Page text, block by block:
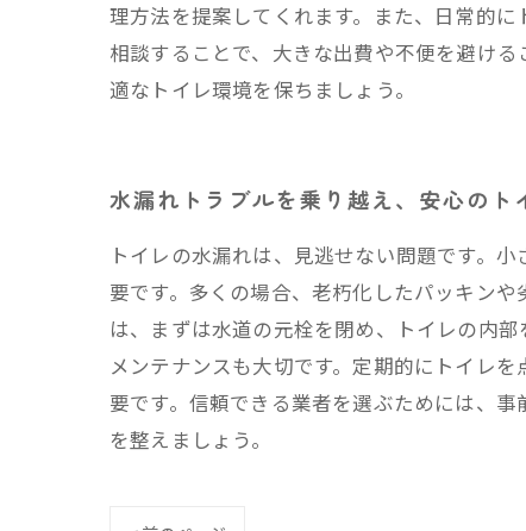
理方法を提案してくれます。また、日常的
相談することで、大きな出費や不便を避け
適なトイレ環境を保ちましょう。
水漏れトラブルを乗り越え、安心のト
トイレの水漏れは、見逃せない問題です。
要です。多くの場合、老朽化したパッキン
は、まずは水道の元栓を閉め、トイレの内
メンテナンスも大切です。定期的にトイレ
要です。信頼できる業者を選ぶためには、
を整えましょう。